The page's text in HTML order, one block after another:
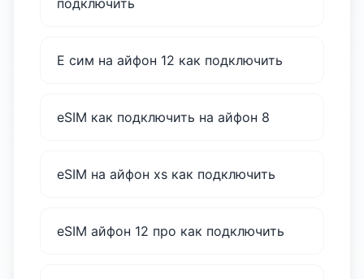
подключить
Е сим на айфон 12 как подключить
eSIM как подключить на айфон 8
eSIM на айфон xs как подключить
eSIM айфон 12 про как подключить